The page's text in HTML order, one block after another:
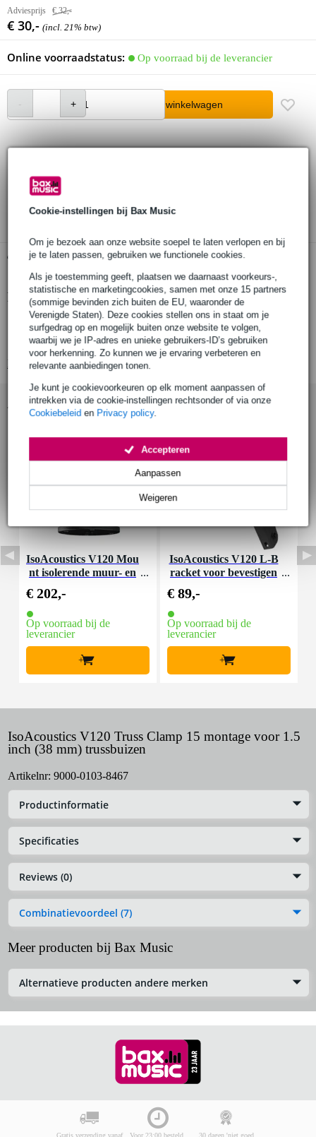
Cookie-instellingen bij Bax Music
Om je bezoek aan onze website soepel te laten verlopen en bij
je te laten passen, gebruiken we functionele cookies.
Als je toestemming geeft, plaatsen we daarnaast voorkeurs-,
statistische en marketingcookies, samen met onze 15 partners
(sommige bevinden zich buiten de EU, waaronder de
Verenigde Staten). Deze cookies stellen ons in staat om je
surfgedrag op en mogelijk buiten onze website te volgen,
waarbij we je IP-adres en unieke gebruikers-ID’s gebruiken
voor herkenning. Zo kunnen we je ervaring verbeteren en
relevante aanbiedingen tonen.
Je kunt je cookievoorkeuren op elk moment aanpassen of
intrekken via de cookie-instellingen rechtsonder of via onze
Cookiebeleid en Privacy policy.
Weigeren
Aanpassen
Accepteren
Adviesprijs € 32,-
€ 30,- (incl. 21% btw)
Online voorraadstatus: Op voorraad bij de leverancier
In winkelwagen
30 dagen 'niet goed geld terug' garantie
Gratis ophalen in de winkel
Productinformatie
afmetingen: 9.5 x 6.4 x 3.8 cm
gewicht: 0.25 kg
Bekijk alle productspecificaties
Accessoires (11)
IsoAcoustics V120 Mou
nt isolerende muur- en
diomonitor
€ 202,-
Op voorraad bij de
leverancier
+
IsoAcoustics V120 L-B
racket voor bevestigen
€ 89,-
Op voorraad bij de
leverancier
+
IsoAcoustics V120 Truss Clamp 15 montage voor 1.5
inch (38 mm) trussbuizen
Artikelnr: 9000-0103-8467
Productinformatie
Specificaties
Reviews (0)
Combinatievoordeel (7)
Meer producten bij Bax Music
Alternatieve producten andere merken